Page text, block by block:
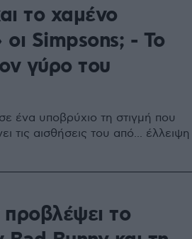
το χαμένο
Simpsons; - Το
γύρο του
ένα υποβρύχιο τη στιγμή που
τις αισθήσεις του από... έλλειψη
το